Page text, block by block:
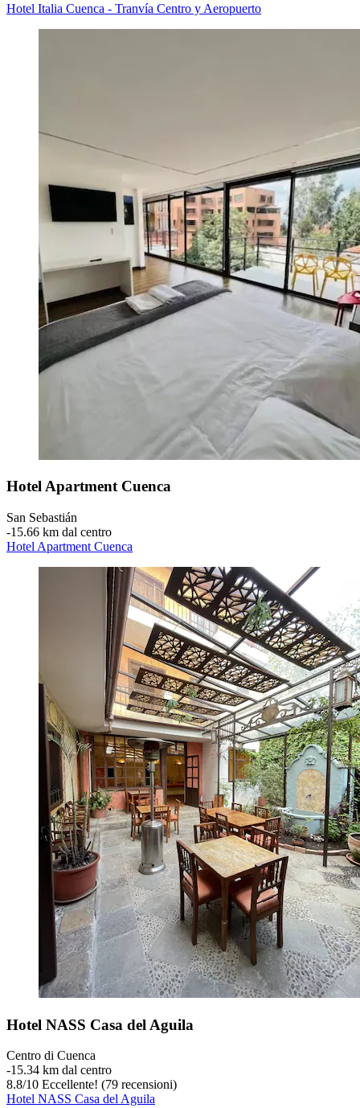
Hotel Italia Cuenca - Tranvía Centro y Aeropuerto
Hotel Apartment Cuenca
San Sebastián
‐15.66 km dal centro
Hotel Apartment Cuenca
Hotel NASS Casa del Aguila
Centro di Cuenca
‐15.34 km dal centro
8.8/10 Eccellente! (79 recensioni)
Hotel NASS Casa del Aguila